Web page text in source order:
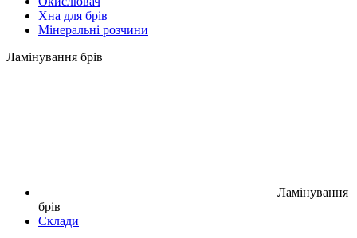
Хна для брів
Мінеральні розчини
Ламінування брів
Ламінування
брів
Склади